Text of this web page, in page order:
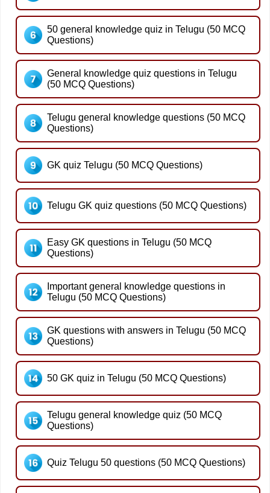
50 general knowledge quiz in Telugu (50 MCQ
Questions)
General knowledge quiz questions in Telugu
(50 MCQ Questions)
Telugu general knowledge questions (50 MCQ
Questions)
GK quiz Telugu (50 MCQ Questions)
Telugu GK quiz questions (50 MCQ Questions)
Easy GK questions in Telugu (50 MCQ
Questions)
Important general knowledge questions in
Telugu (50 MCQ Questions)
GK questions with answers in Telugu (50 MCQ
Questions)
50 GK quiz in Telugu (50 MCQ Questions)
Telugu general knowledge quiz (50 MCQ
Questions)
Quiz Telugu 50 questions (50 MCQ Questions)